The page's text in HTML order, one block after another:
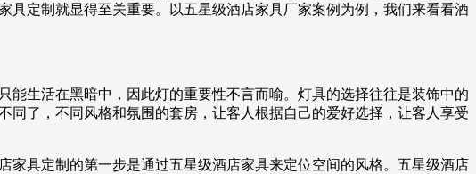
定制就显得至关重要。以五星级酒店家具厂家案例为例，我们来看看酒
生活在黑暗中，因此灯的重要性不言而喻。灯具的选择往往是装饰中的
了，不同风格和氛围的套房，让客人根据自己的爱好选择，让客人享受
具定制的第一步是通过五星级酒店家具来定位空间的风格。五星级酒店